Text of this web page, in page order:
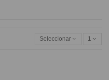
Seleccionar 1